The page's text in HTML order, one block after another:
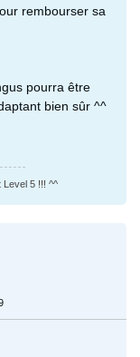
rembourser sa
pourra être
bien sûr ^^
Level 5 !!! ^^